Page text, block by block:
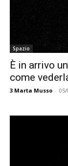
Spazio
È in arrivo
come
3 Marta Musso - 05/